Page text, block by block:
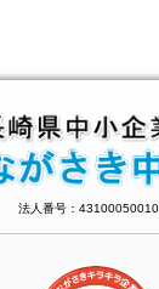
法人番号：